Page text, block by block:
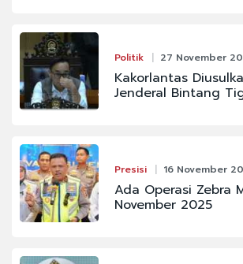
Politik 27 November
Kakorlantas
Jenderal Bintang
Presisi 16 November
Ada Operasi Zebra
November 2025